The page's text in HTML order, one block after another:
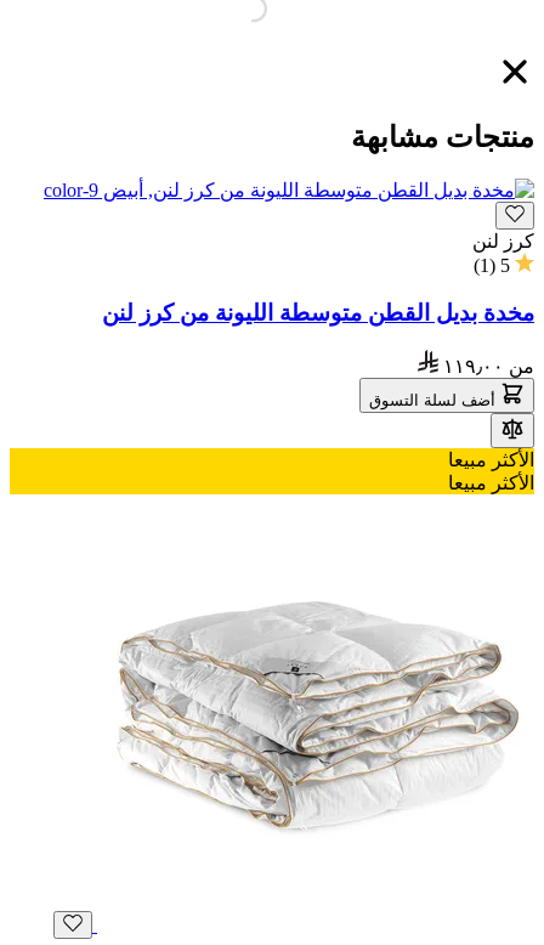
منتجات مشابهة
كرز لنن
5
(
1
)
مخدة بديل القطن متوسطة الليونة من كرز لنن
من ١١٩٫٠٠
أضف لسلة التسوق
الأكثر مبيعا
الأكثر مبيعا